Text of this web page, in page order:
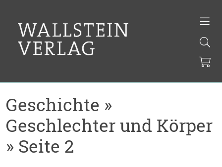
Geschichte »
Geschlechter und Körper
» Seite 2